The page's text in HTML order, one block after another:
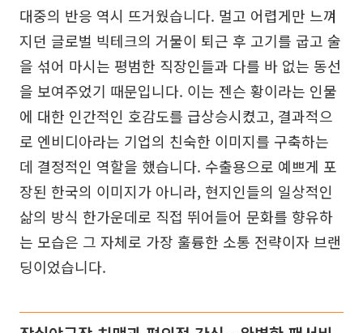
대중의 반응 역시 뜨거웠습니다. 멀고 어렵게만 느껴
지던 글로벌 빅테크의 거물이 퇴근 후 고기를 굽고 술
을 섞어 마시는 평범한 직장인들과 다를 바 없는 동선
을 보여주었기 때문입니다. 이는 젠슨 황이라는 인물
에 대한 인간적인 호감도를 급상승시켰고, 결과적으
로 엔비디아라는 기업의 친숙한 이미지를 구축하는
데 결정적인 역할을 했습니다. 수출용으로 예쁘게 포
장된 한국의 이미지가 아니라, 현지인들의 일상적인
삶의 방식 한가운데로 직접 뛰어들어 문화를 향유하
는 모습은 그 자체로 가장 훌륭한 소통 전략이자 브랜
딩이었습니다.